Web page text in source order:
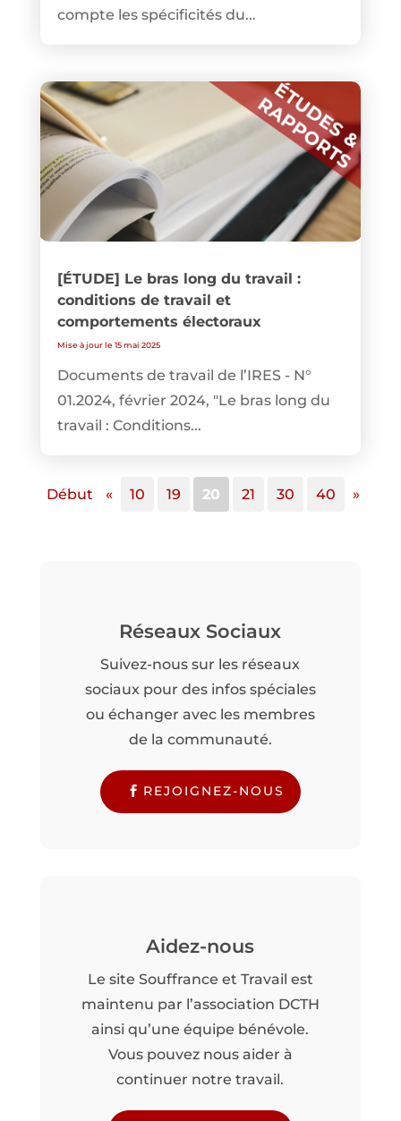
compte les spécificités du...
[ÉTUDE] Le bras long du travail :
conditions de travail et
comportements électoraux
Mise à jour le 15 mai 2025
Documents de travail de l’IRES - N°
01.2024, février 2024, "Le bras long du
travail : Conditions...
Début « 10 19 20 21 30 40 »
Réseaux Sociaux
Suivez-nous sur les réseaux
sociaux pour des infos spéciales
ou échanger avec les membres
de la communauté.
REJOIGNEZ-NOUS
Aidez-nous
Le site Souffrance et Travail est
maintenu par l’association DCTH
ainsi qu’une équipe bénévole.
Vous pouvez nous aider à
continuer notre travail.